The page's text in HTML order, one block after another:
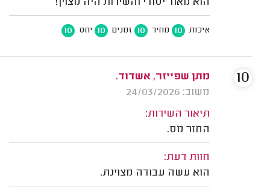
איכות 10 מחיר 10 זמנים 10 יחס 10
מתן שפייזר, אשדוד.
משוב: 24/03/2026
תיאור השירות:
החזר מס.
חוות דעת:
הוא עשה עבודה מצוינת.
10